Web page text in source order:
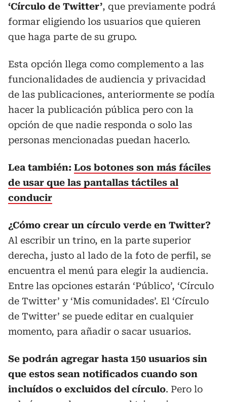
‘Círculo de Twitter’, que previamente podrá
formar eligiendo los usuarios que quieren
que haga parte de su grupo.
Esta opción llega como complemento a las
funcionalidades de audiencia y privacidad
de las publicaciones, anteriormente se podía
hacer la publicación pública pero con la
opción de que nadie responda o solo las
personas mencionadas puedan hacerlo.
Lea también: Los botones son más fáciles
de usar que las pantallas táctiles al
conducir
¿Cómo crear un círculo verde en Twitter?
Al escribir un trino, en la parte superior
derecha, justo al lado de la foto de perfil, se
encuentra el menú para elegir la audiencia.
Entre las opciones estarán ‘Público’, ‘Círculo
de Twitter’ y ‘Mis comunidades’. El ‘Círculo
de Twitter’ se puede editar en cualquier
momento, para añadir o sacar usuarios.
Se podrán agregar hasta 150 usuarios sin
que estos sean notificados cuando son
incluídos o excluidos del círculo. Pero lo